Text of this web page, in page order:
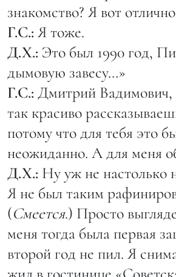
знакомство? Я вот
Г.С.: Я тоже.
Д.Х.: Это был 1990 год,
дымовую завесу…»
Г.С.: Дмитрий Вадимович,
так красиво
потому что для тебя это
неожиданно. А для меня
Д.Х.: Ну уж не настолько
Я не был таким
(Смеется.) Просто
меня тогда была первая
второй год не пил. Я